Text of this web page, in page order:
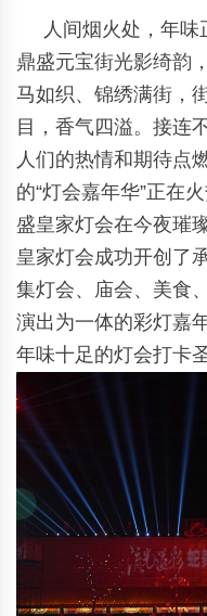
人间烟火处，年味
鼎盛元宝街光影绮韵
马如织、锦绣满街，
目，香气四溢。接连
人们的热情和期待点
的“灯会嘉年华”正在
盛皇家灯会在今夜璀
皇家灯会成功开创了
集灯会、庙会、美食
演出为一体的彩灯嘉
年味十足的灯会打卡圣